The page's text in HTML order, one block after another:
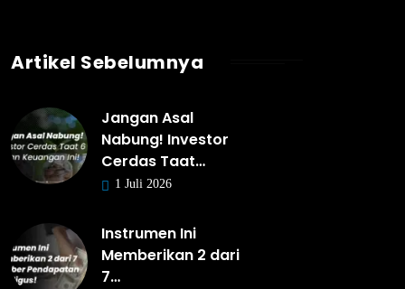
Artikel Sebelumnya
Jangan Asal
Nabung! Investor
Cerdas Taat…
1 Juli 2026
Instrumen Ini
Memberikan 2 dari
7…